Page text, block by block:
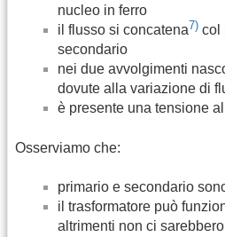
nucleo in ferro
il flusso si concatena7) col
secondario
nei due avvolgimenti
dovute alla variazione di
è presente una tensione
Osserviamo che:
primario e secondario
il trasformatore può
altrimenti non ci